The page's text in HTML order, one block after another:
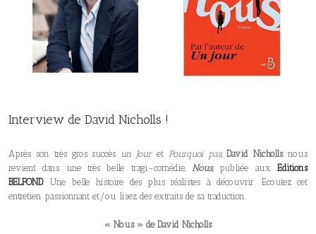
Interview de David Nicholls !
Après son très gros succès un Jouret Pourquoi pas, David Nichollsnous
revient dans une très belle tragi-comédie, Nous,publiée aux Editions
BELFOND. Une belle histoire des plus réalistes à découvrir. Ecoutez cet
entretien passionnant et/ou lisez des extraits de sa traduction.
« Nous » de David Nicholls